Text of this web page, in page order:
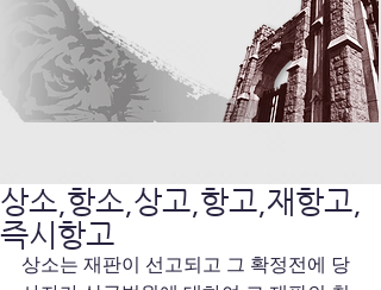
상소,항소,상고,항고,재항고,
즉시항고
상소는 재판이 선고되고 그 확정전에 당